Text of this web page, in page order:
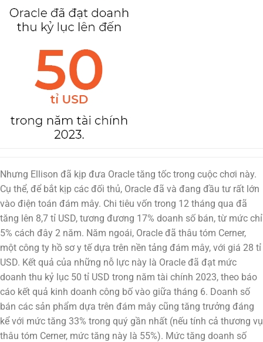
Nhưng Ellison đã kịp đưa Oracle tăng tốc trong cuộc chơi này.
Cụ thể, để bắt kịp các đối thủ, Oracle đã và đang đầu tư rất lớn
vào điện toán đám mây. Chi tiêu vốn trong 12 tháng qua đã
tăng lên 8,7 tỉ USD, tương đương 17% doanh số bán, từ mức chỉ
5% cách đây 2 năm. Năm ngoái, Oracle đã thâu tóm Cerner,
một công ty hồ sơ y tế dựa trên nền tảng đám mây, với giá 28 tỉ
USD. Kết quả của những nỗ lực này là Oracle đã đạt mức
doanh thu kỷ lục 50 tỉ USD trong năm tài chính 2023, theo báo
cáo kết quả kinh doanh công bố vào giữa tháng 6. Doanh số
bán các sản phẩm dựa trên đám mây cũng tăng trưởng đáng
kể với mức tăng 33% trong quý gần nhất (nếu tính cả thương vụ
thâu tóm Cerner, mức tăng này là 55%). Mức tăng doanh số